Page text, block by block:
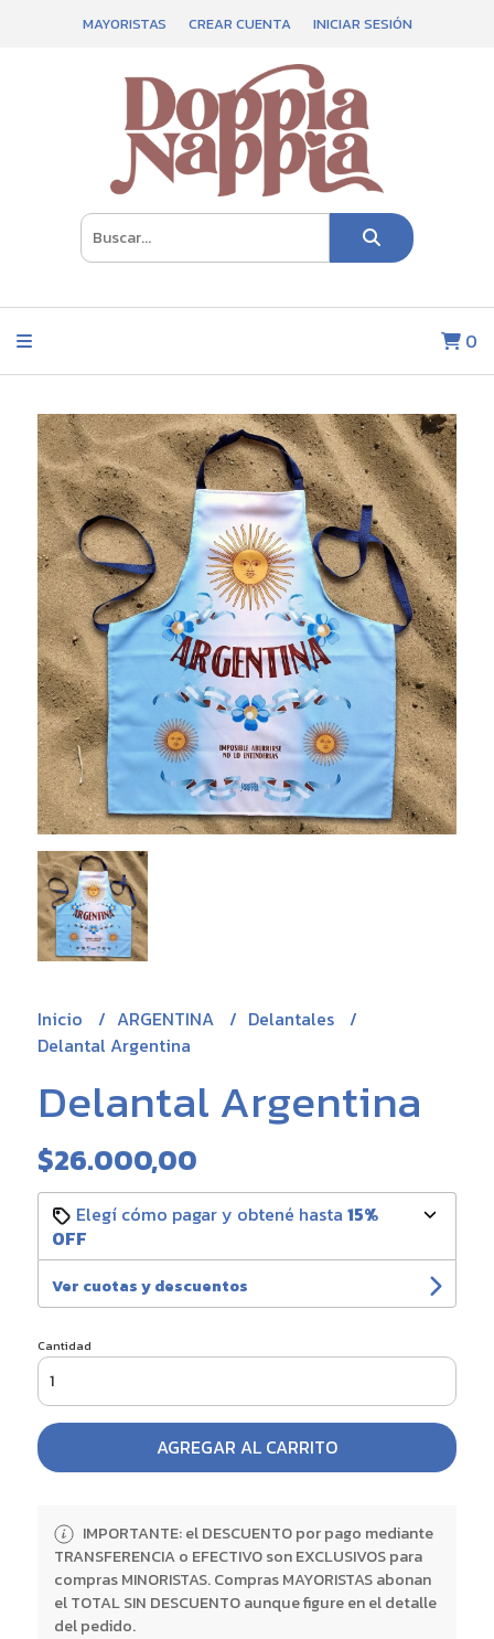
MAYORISTAS CREAR CUENTA INICIAR SESIÓN
0
Inicio ARGENTINA
Delantales
Delantal Argentina
Delantal Argentina
$26.000,00
Elegí cómo pagar y obtené hasta 15%
OFF
Ver cuotas y descuentos
Cantidad
AGREGAR AL CARRITO
IMPORTANTE: el DESCUENTO por pago mediante
TRANSFERENCIA o EFECTIVO son EXCLUSIVOS para
compras MINORISTAS. Compras MAYORISTAS abonan
el TOTAL SIN DESCUENTO aunque figure en el detalle
del pedido.